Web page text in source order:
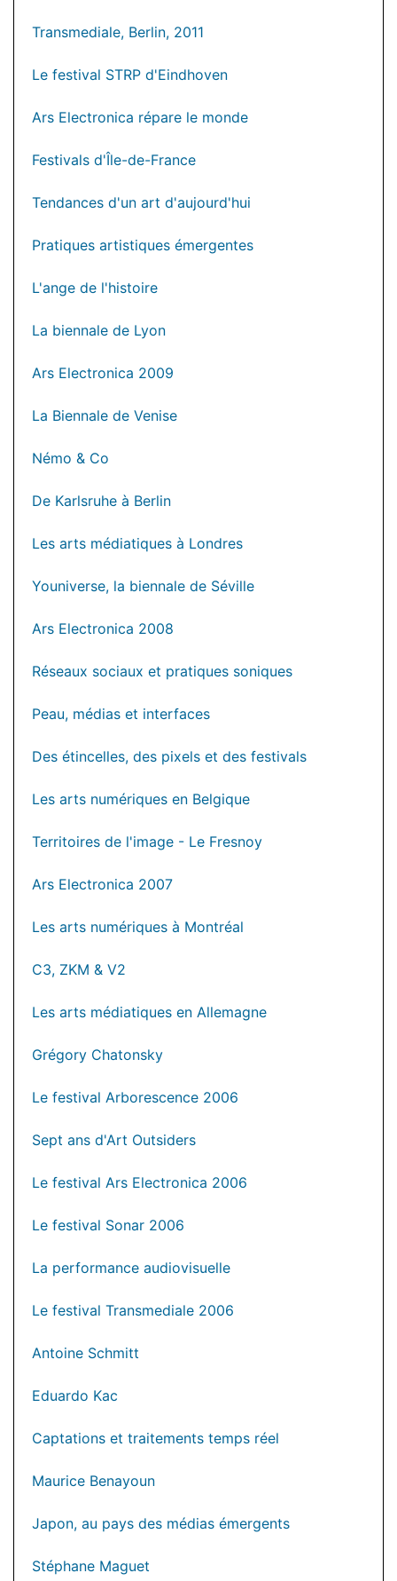
Transmediale, Berlin, 2011
Le festival STRP d'Eindhoven
Ars Electronica répare le monde
Festivals d'Île-de-France
Tendances d'un art d'aujourd'hui
Pratiques artistiques émergentes
L'ange de l'histoire
La biennale de Lyon
Ars Electronica 2009
La Biennale de Venise
Némo & Co
De Karlsruhe à Berlin
Les arts médiatiques à Londres
Youniverse, la biennale de Séville
Ars Electronica 2008
Réseaux sociaux et pratiques soniques
Peau, médias et interfaces
Des étincelles, des pixels et des festivals
Les arts numériques en Belgique
Territoires de l'image - Le Fresnoy
Ars Electronica 2007
Les arts numériques à Montréal
C3, ZKM & V2
Les arts médiatiques en Allemagne
Grégory Chatonsky
Le festival Arborescence 2006
Sept ans d'Art Outsiders
Le festival Ars Electronica 2006
Le festival Sonar 2006
La performance audiovisuelle
Le festival Transmediale 2006
Antoine Schmitt
Eduardo Kac
Captations et traitements temps réel
Maurice Benayoun
Japon, au pays des médias émergents
Stéphane Maguet